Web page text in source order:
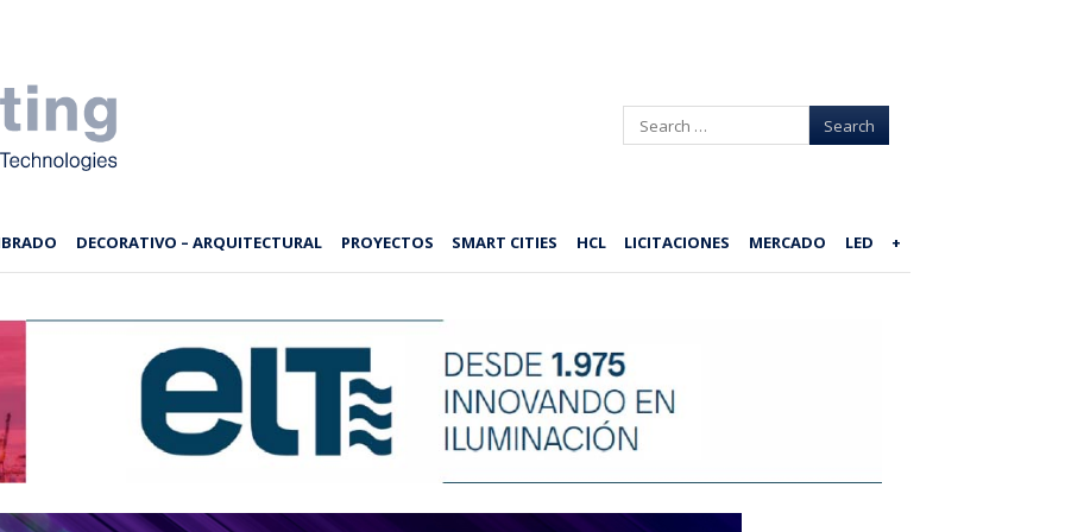
Search
DECORATIVO – ARQUITECTURAL PROYECTOS SMART CITIES HCL LICITACIONES MERCADO LED +